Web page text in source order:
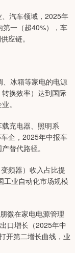
汽车领域，2025年
一（超40%），车
应链。
冰箱等家电的电源
换效率）达到国际
。
充电器、照明系
企，2025年中报车
替代路径。
频器）收入占比提
工业自动化市场规模
微在家电电源管理
口增长（2025年中
开第二增长曲线，业